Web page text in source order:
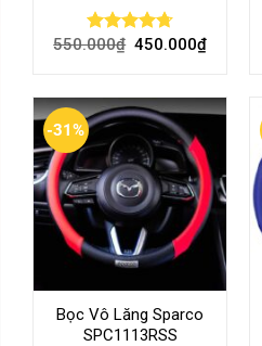
Rated4.70
550.000₫ 450.000₫
-31%
Bọc Vô Lăng Sparco
SPC1113RSS